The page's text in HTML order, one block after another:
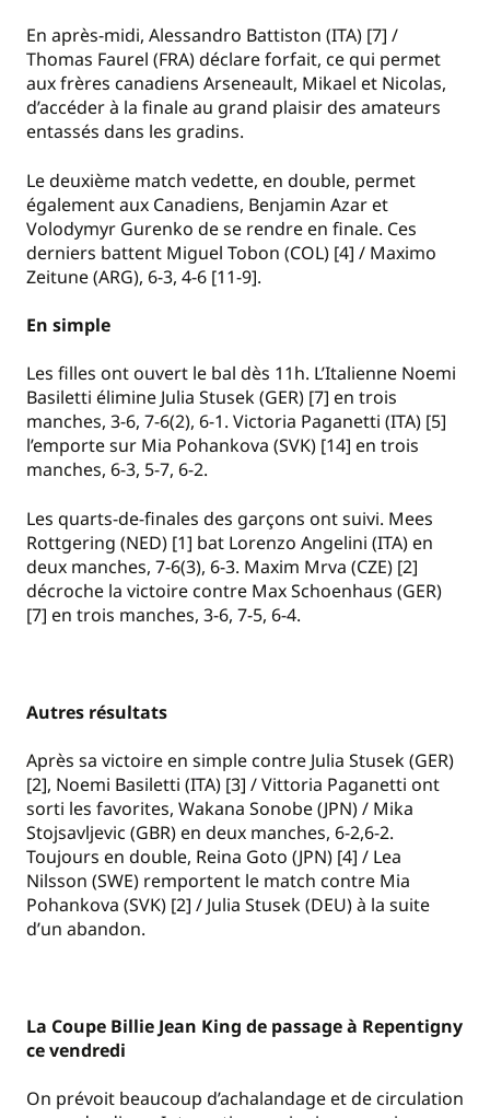
En après-midi, Alessandro Battiston (ITA) [7] /
Thomas Faurel (FRA) déclare forfait, ce qui permet
aux frères canadiens Arseneault, Mikael et Nicolas,
d’accéder à la finale au grand plaisir des amateurs
entassés dans les gradins.
Le deuxième match vedette, en double, permet
également aux Canadiens, Benjamin Azar et
Volodymyr Gurenko de se rendre en finale. Ces
derniers battent Miguel Tobon (COL) [4] / Maximo
Zeitune (ARG), 6-3, 4-6 [11-9].
En simple
Les filles ont ouvert le bal dès 11h. L’Italienne Noemi
Basiletti élimine Julia Stusek (GER) [7] en trois
manches, 3-6, 7-6(2), 6-1. Victoria Paganetti (ITA) [5]
l’emporte sur Mia Pohankova (SVK) [14] en trois
manches, 6-3, 5-7, 6-2.
Les quarts-de-finales des garçons ont suivi. Mees
Rottgering (NED) [1] bat Lorenzo Angelini (ITA) en
deux manches, 7-6(3), 6-3. Maxim Mrva (CZE) [2]
décroche la victoire contre Max Schoenhaus (GER)
[7] en trois manches, 3-6, 7-5, 6-4.
Autres résultats
Après sa victoire en simple contre Julia Stusek (GER)
[2], Noemi Basiletti (ITA) [3] / Vittoria Paganetti ont
sorti les favorites, Wakana Sonobe (JPN) / Mika
Stojsavljevic (GBR) en deux manches, 6-2,6-2.
Toujours en double, Reina Goto (JPN) [4] / Lea
Nilsson (SWE) remportent le match contre Mia
Pohankova (SVK) [2] / Julia Stusek (DEU) à la suite
d’un abandon.
La Coupe Billie Jean King de passage à Repentigny
ce vendredi
On prévoit beaucoup d’achalandage et de circulation